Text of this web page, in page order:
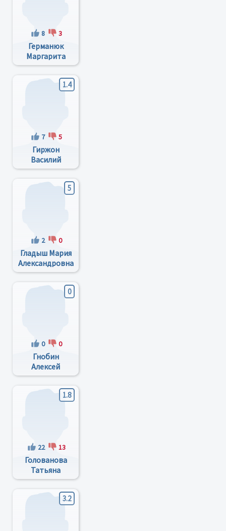
8 3
Германюк
Маргарита
Олеговна
1.4
7 5
Гиржон
Василий
ВАсильевич
5
2 0
Гладыш Мария
Александровна
0
0 0
Гнобин
Алексей
Петрович
1.8
22 13
Голованова
Татьяна
Петровна
3.2